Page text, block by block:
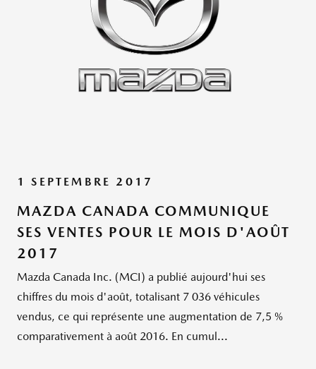
1 SEPTEMBRE 2017
MAZDA CANADA COMMUNIQUE
SES VENTES POUR LE MOIS D'AOÛT
2017
Mazda Canada Inc. (MCI) a publié aujourd'hui ses
chiffres du mois d'août, totalisant 7 036 véhicules
vendus, ce qui représente une augmentation de 7,5 %
comparativement à août 2016. En cumul...